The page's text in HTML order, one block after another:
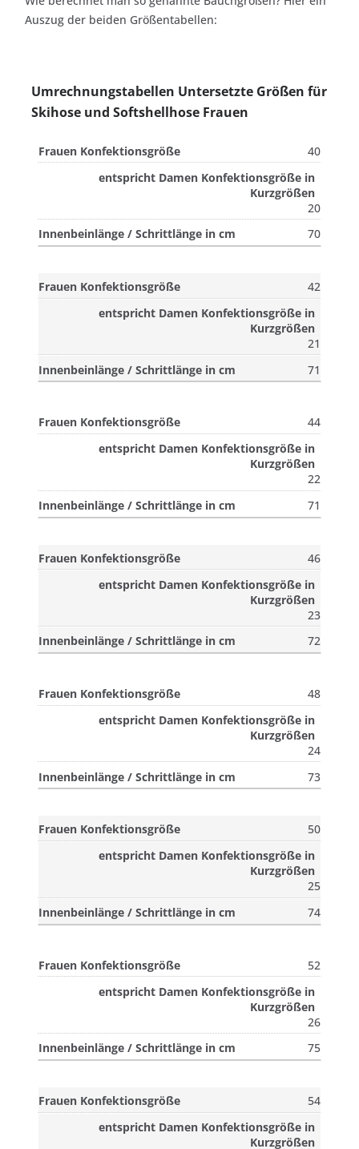
Auszug der beiden Größentabellen:
Umrechnungstabellen Untersetzte Größen für
Skihose und Softshellhose Frauen
40
20
70
42
21
71
44
22
71
46
23
72
48
24
73
50
25
74
52
26
75
54